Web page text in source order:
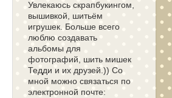
Увлекаюсь скрапбукингом,
вышивкой, шитьём
игрушек. Больше всего
люблю создавать
альбомы для
фотографий, шить мишек
Тедди и их друзей.)) Со
мной можно связаться по
электронной почте: